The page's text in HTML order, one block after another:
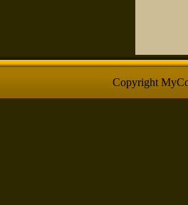
Copyright